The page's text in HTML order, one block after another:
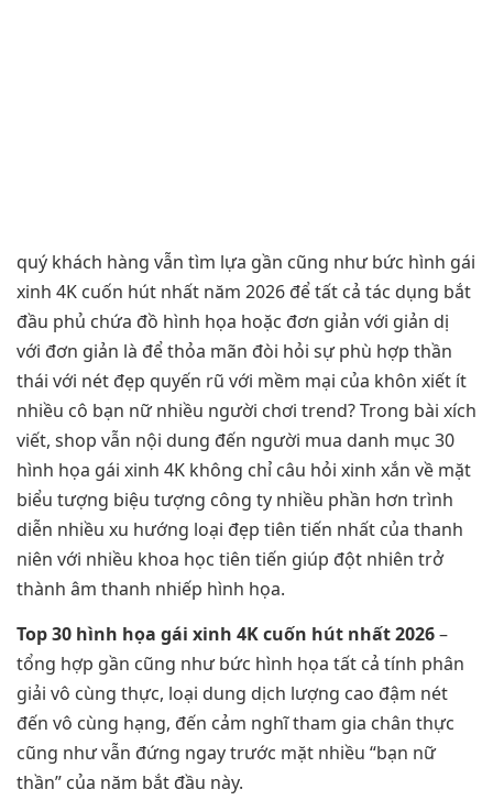
quý khách hàng vẫn tìm lựa gần cũng như bức hình gái
xinh 4K cuốn hút nhất năm 2026 để tất cả tác dụng bắt
đầu phủ chứa đồ hình họa hoặc đơn giản với giản dị
với đơn giản là để thỏa mãn đòi hỏi sự phù hợp thần
thái với nét đẹp quyến rũ với mềm mại của khôn xiết ít
nhiều cô bạn nữ nhiều người chơi trend? Trong bài xích
viết, shop vẫn nội dung đến người mua danh mục 30
hình họa gái xinh 4K không chỉ câu hỏi xinh xắn về mặt
biểu tượng biệu tượng công ty nhiều phần hơn trình
diễn nhiều xu hướng loại đẹp tiên tiến nhất của thanh
niên với nhiều khoa học tiên tiến giúp đột nhiên trở
thành âm thanh nhiếp hình họa.
Top 30 hình họa gái xinh 4K cuốn hút nhất 2026–
tổng hợp gần cũng như bức hình họa tất cả tính phân
giải vô cùng thực, loại dung dịch lượng cao đậm nét
đến vô cùng hạng, đến cảm nghĩ tham gia chân thực
cũng như vẫn đứng ngay trước mặt nhiều “bạn nữ
thần” của năm bắt đầu này.